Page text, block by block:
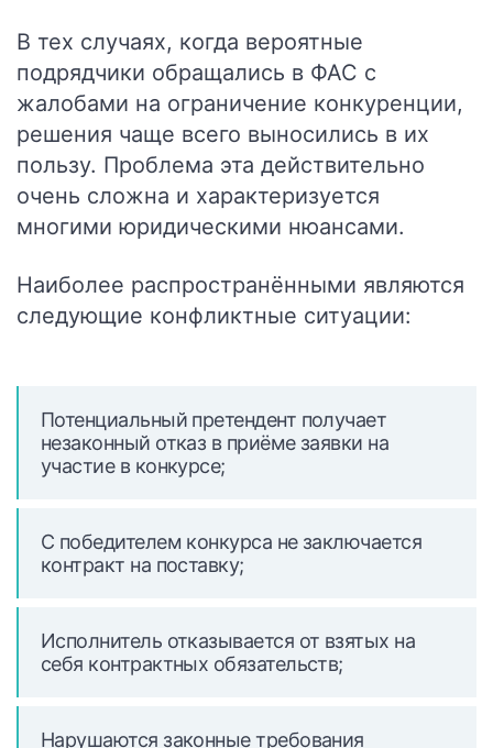
В тех случаях, когда вероятные
подрядчики обращались в ФАС с
жалобами на ограничение конкуренции,
решения чаще всего выносились в их
пользу. Проблема эта действительно
очень сложна и характеризуется
многими юридическими нюансами.
Наиболее распространёнными являются
следующие конфликтные ситуации:
Потенциальный претендент получает
незаконный отказ в приёме заявки на
участие в конкурсе;
С победителем конкурса не заключается
контракт на поставку;
Исполнитель отказывается от взятых на
себя контрактных обязательств;
Нарушаются законные требования